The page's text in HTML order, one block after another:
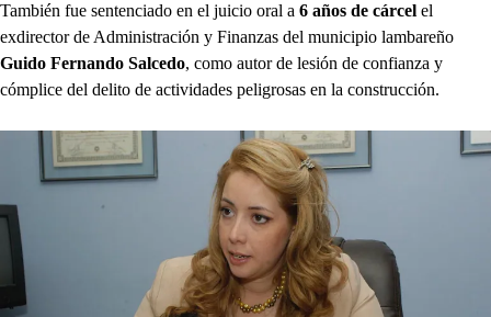
También fue sentenciado en el juicio oral a 6 años de cárcel el
exdirector de Administración y Finanzas del municipio lambareño
Guido Fernando Salcedo, como autor de lesión de confianza y
cómplice del delito de actividades peligrosas en la construcción.